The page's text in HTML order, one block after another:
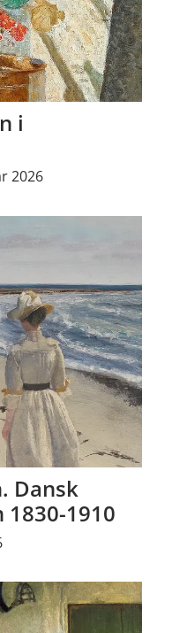
i
2026
Dansk
1910